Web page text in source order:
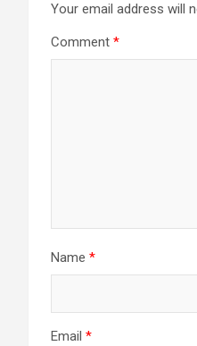
Your email address will
Comment *
Name *
Email *